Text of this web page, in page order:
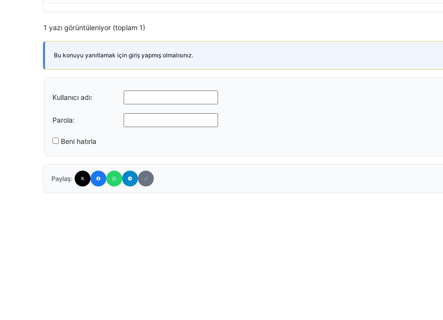
1 yazı görüntüleniyor (toplam 1)
Bu konuyu yanıtlamak için giriş yapmış olmalısınız.
Kullanıcı adı:
Parola:
Beni hatırla
Paylaş: